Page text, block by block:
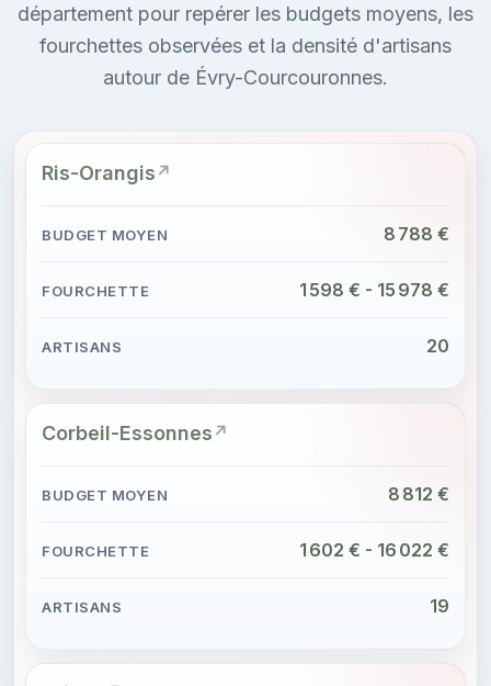
département pour repérer les budgets moyens, les
fourchettes observées et la densité d'artisans
autour de Évry-Courcouronnes.
Ris-Orangis
8 788 €
1 598 € - 15 978 €
20
Corbeil-Essonnes
8 812 €
1 602 € - 16 022 €
19